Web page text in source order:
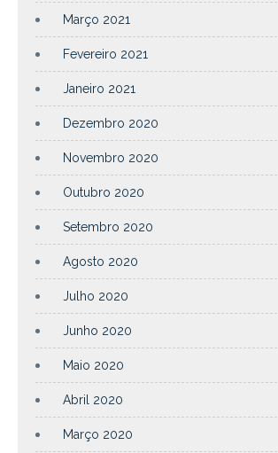
Março 2021
Fevereiro 2021
Janeiro 2021
Dezembro 2020
Novembro 2020
Outubro 2020
Setembro 2020
Agosto 2020
Julho 2020
Junho 2020
Maio 2020
Abril 2020
Março 2020